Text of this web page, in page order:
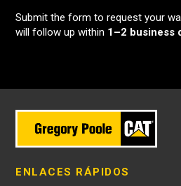
Submit the form to request your
will follow up within 1–2 business
ENLACES RÁPIDOS